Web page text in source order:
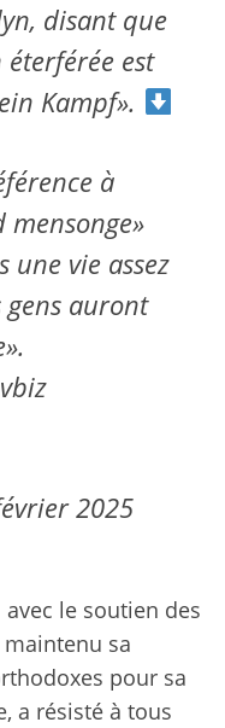
disant que
est
Kampf».
à
une vie assez
gens auront
2025
le soutien des
sa
pour sa
a résisté à tous